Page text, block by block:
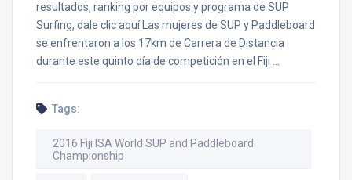
resultados, ranking por equipos y programa de SUP
Surfing, dale clic aquí Las mujeres de SUP y Paddleboard
se enfrentaron a los 17km de Carrera de Distancia
durante este quinto día de competición en el Fiji …
Tags:
2016 Fiji ISA World SUP and Paddleboard
Championship